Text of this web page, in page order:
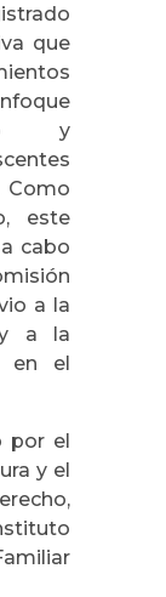
que
y
Como
este
cabo
a la
y a la
en el
por el
y el